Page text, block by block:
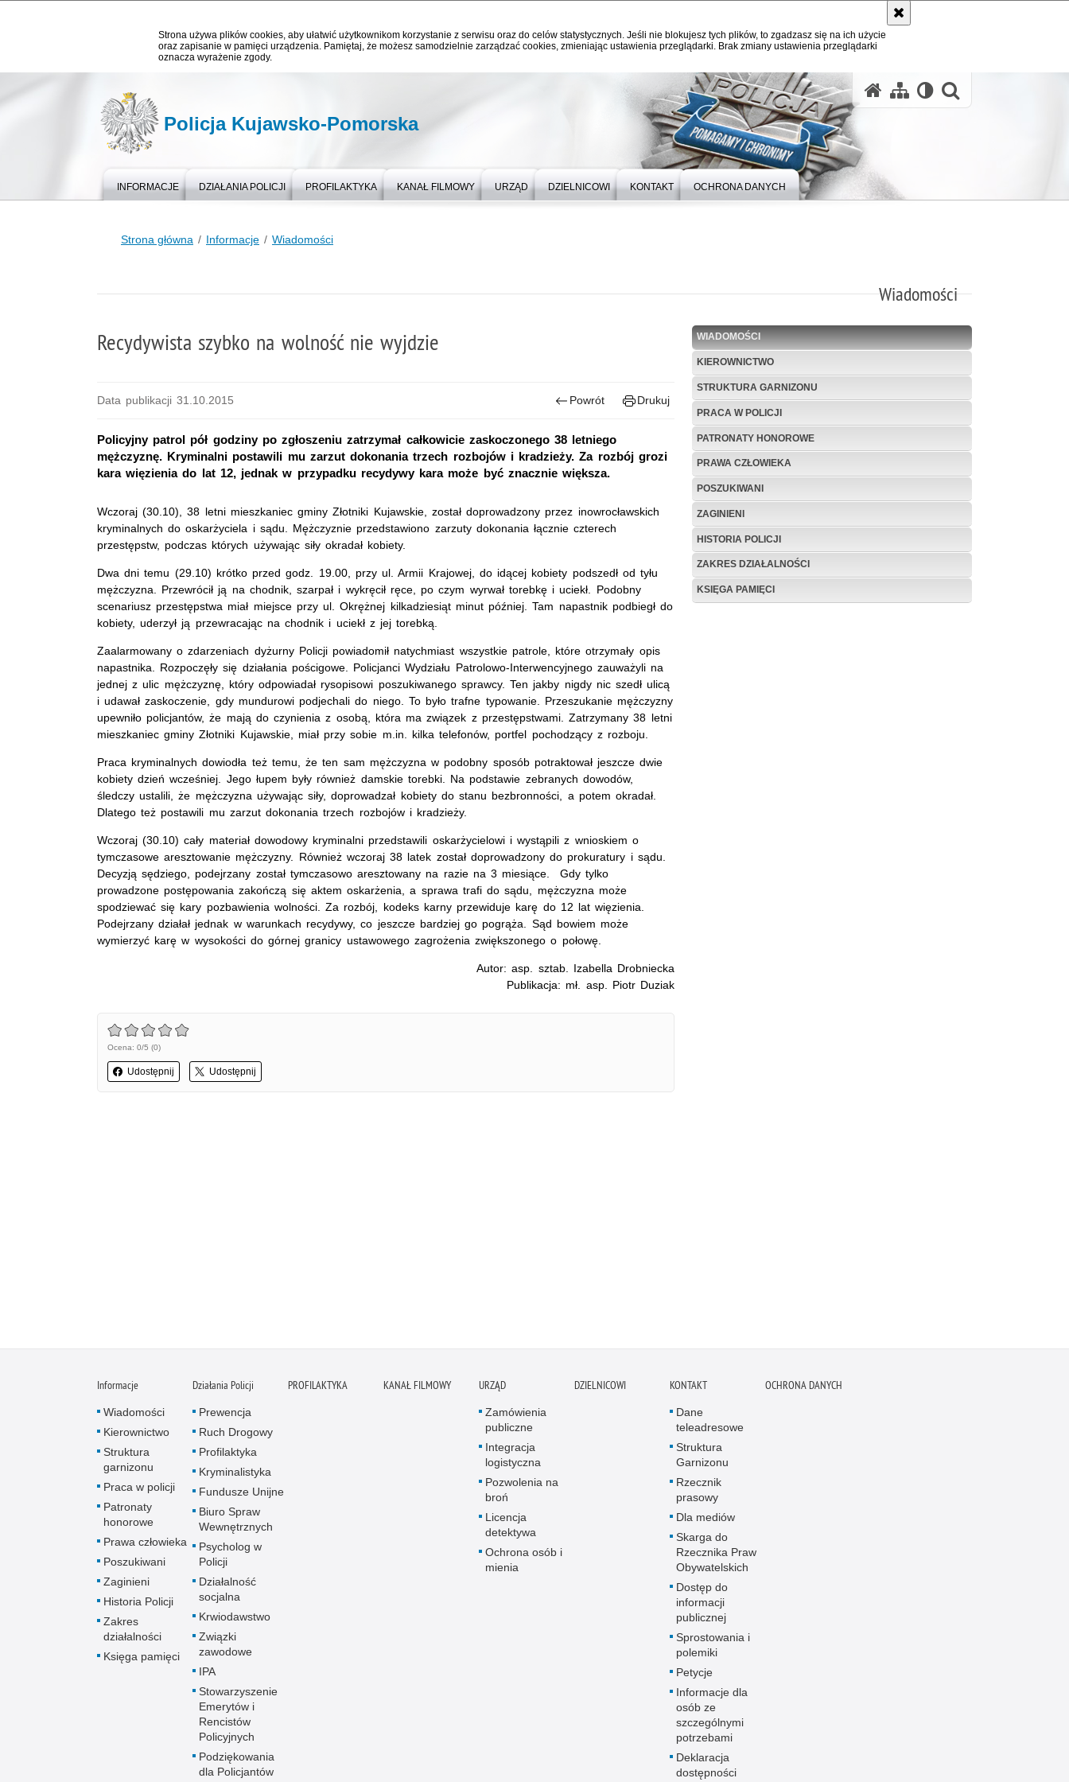
Strona używa plików cookies, aby ułatwić użytkownikom korzystanie z serwisu oraz do celów statystycznych. Jeśli nie blokujesz tych plików, to zgadzasz się na ich użycie
oraz zapisanie w pamięci urządzenia. Pamiętaj, że możesz samodzielnie zarządzać cookies, zmieniając ustawienia przeglądarki. Brak zmiany ustawienia przeglądarki
oznacza wyrażenie zgody.
Policja Kujawsko-Pomorska
INFORMACJE DZIAŁANIA POLICJI PROFILAKTYKA KANAŁ FILMOWY URZĄD DZIELNICOWI KONTAKT OCHRONA DANYCH
Strona główna Informacje Wiadomości
Wiadomości
Recydywista szybko na wolność nie wyjdzie
Data publikacji 31.10.2015 Powrót Drukuj
Policyjny patrol pół godziny po zgłoszeniu zatrzymał całkowicie zaskoczonego 38 letniego
mężczyznę. Kryminalni postawili mu zarzut dokonania trzech rozbojów i kradzieży. Za rozbój grozi
kara więzienia do lat 12, jednak w przypadku recydywy kara może być znacznie większa.
Wczoraj (30.10), 38 letni mieszkaniec gminy Złotniki Kujawskie, został doprowadzony przez inowrocławskich
kryminalnych do oskarżyciela i sądu. Mężczyznie przedstawiono zarzuty dokonania łącznie czterech
przestępstw, podczas których używając siły okradał kobiety.
Dwa dni temu (29.10) krótko przed godz. 19.00, przy ul. Armii Krajowej, do idącej kobiety podszedł od tyłu
mężczyzna. Przewrócił ją na chodnik, szarpał i wykręcił ręce, po czym wyrwał torebkę i uciekł. Podobny
scenariusz przestępstwa miał miejsce przy ul. Okrężnej kilkadziesiąt minut później. Tam napastnik podbiegł do
kobiety, uderzył ją przewracając na chodnik i uciekł z jej torebką.
Zaalarmowany o zdarzeniach dyżurny Policji powiadomił natychmiast wszystkie patrole, które otrzymały opis
napastnika. Rozpoczęły się działania pościgowe. Policjanci Wydziału Patrolowo-Interwencyjnego zauważyli na
jednej z ulic mężczyznę, który odpowiadał rysopisowi poszukiwanego sprawcy. Ten jakby nigdy nic szedł ulicą
i udawał zaskoczenie, gdy mundurowi podjechali do niego. To było trafne typowanie. Przeszukanie mężczyzny
upewniło policjantów, że mają do czynienia z osobą, która ma związek z przestępstwami. Zatrzymany 38 letni
mieszkaniec gminy Złotniki Kujawskie, miał przy sobie m.in. kilka telefonów, portfel pochodzący z rozboju.
Praca kryminalnych dowiodła też temu, że ten sam mężczyzna w podobny sposób potraktował jeszcze dwie
kobiety dzień wcześniej. Jego łupem były również damskie torebki. Na podstawie zebranych dowodów,
śledczy ustalili, że mężczyzna używając siły, doprowadzał kobiety do stanu bezbronności, a potem okradał.
Dlatego też postawili mu zarzut dokonania trzech rozbojów i kradzieży.
Wczoraj (30.10) cały materiał dowodowy kryminalni przedstawili oskarżycielowi i wystąpili z wnioskiem o
tymczasowe aresztowanie mężczyzny. Również wczoraj 38 latek został doprowadzony do prokuratury i sądu.
Decyzją sędziego, podejrzany został tymczasowo aresztowany na razie na 3 miesiące. Gdy tylko
prowadzone postępowania zakończą się aktem oskarżenia, a sprawa trafi do sądu, mężczyzna może
spodziewać się kary pozbawienia wolności. Za rozbój, kodeks karny przewiduje karę do 12 lat więzienia.
Podejrzany działał jednak w warunkach recydywy, co jeszcze bardziej go pogrąża. Sąd bowiem może
wymierzyć karę w wysokości do górnej granicy ustawowego zagrożenia zwiększonego o połowę.
Autor: asp. sztab. Izabella Drobniecka
Publikacja: mł. asp. Piotr Duziak
Ocena: 0/5 (0)
Udostępnij Udostępnij
WIADOMOŚCI
KIEROWNICTWO
STRUKTURA GARNIZONU
PRACA W POLICJI
PATRONATY HONOROWE
PRAWA CZŁOWIEKA
POSZUKIWANI
ZAGINIENI
HISTORIA POLICJI
ZAKRES DZIAŁALNOŚCI
KSIĘGA PAMIĘCI
Informacje
Wiadomości
Kierownictwo
Struktura
garnizonu
Praca w policji
Patronaty
honorowe
Prawa człowieka
Poszukiwani
Zaginieni
Historia Policji
Zakres
działalności
Księga pamięci
Działania Policji
Prewencja
Ruch Drogowy
Profilaktyka
Kryminalistyka
Fundusze Unijne
Biuro Spraw
Wewnętrznych
Psycholog w
Policji
Działalność
socjalna
Krwiodawstwo
Związki
zawodowe
IPA
Stowarzyszenie
Emerytów i
Rencistów
Policyjnych
Podziękowania
dla Policjantów
PROFILAKTYKA KANAŁ FILMOWY URZĄD
Zamówienia
publiczne
Integracja
logistyczna
Pozwolenia na
broń
Licencja
detektywa
Ochrona osób i
mienia
DZIELNICOWI KONTAKT
Dane
teleadresowe
Struktura
Garnizonu
Rzecznik
prasowy
Dla mediów
Skarga do
Rzecznika Praw
Obywatelskich
Dostęp do
informacji
publicznej
Sprostowania i
polemiki
Petycje
Informacje dla
osób ze
szczególnymi
potrzebami
Deklaracja
dostępności
OCHRONA DANYCH